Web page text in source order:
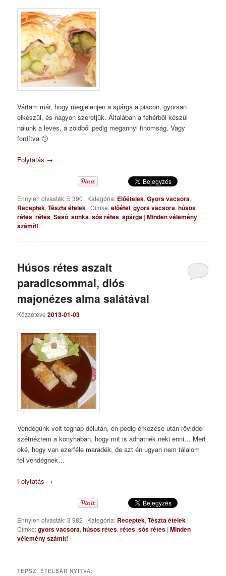
Vártam már, hogy megjelenjen a spárga a piacon, gyorsan
elkészül, és nagyon szeretjük. Általában a fehérből készül
nálunk a leves, a zöldből pedig megannyi finomság. Vagy
fordítva 🙂
Folytatás →
Ennyien olvasták: 5 390 | Kategória: Előételek,Gyors vacsora,
Receptek,Tészta ételek |Címke:előétel,gyors vacsora,húsos
rétes,rétes,Sasó,sonka,sós rétes,spárga |Minden vélemény
számít!
Húsos rétes aszalt
paradicsommal, diós
majonézes alma salátával
Közzétéve2013-01-03
Vendégünk volt tegnap délután, én pedig érkezése után röviddel
szétnéztem a konyhában, hogy mit is adhatnék neki enni… Mert
oké, hogy van ezerféle maradék, de azt én ugyan nem tálalom
fel vendégnek…
Folytatás →
Ennyien olvasták: 3 982 | Kategória: Receptek,Tészta ételek |
Címke:gyors vacsora,húsos rétes,rétes,sós rétes |Minden
vélemény számít!
TEPSZI ÉTELBÁR NYITVA: